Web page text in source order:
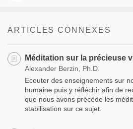
ARTICLES CONNEXES
Méditation sur la précieuse
Alexander Berzin, Ph.D.
Ecouter des enseignements sur
humaine puis y réfléchir afin de
que nous avons précède les
stabilisation sur ce sujet.